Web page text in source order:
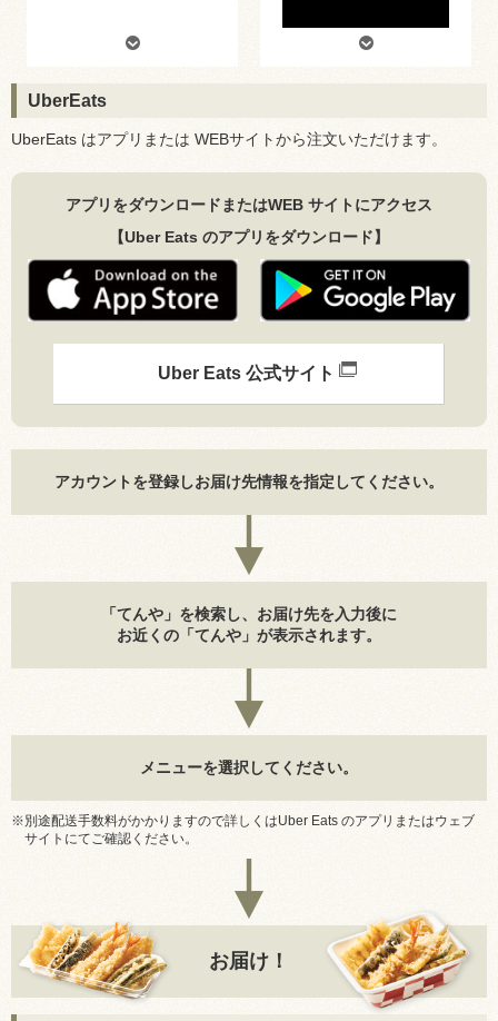
UberEats
UberEats はアプリまたは WEBサイトから注文いただけます。
アプリをダウンロードまたはWEB サイトにアクセス
【Uber Eats のアプリをダウンロード】
Uber Eats 公式サイト
アカウントを登録しお届け先情報を指定してください。
「てんや」を検索し、お届け先を入力後に
お近くの「てんや」が表示されます。
メニューを選択してください。
※別途配送手数料がかかりますので詳しくはUber Eats のアプリまたはウェブ
サイトにてご確認ください。
お届け！